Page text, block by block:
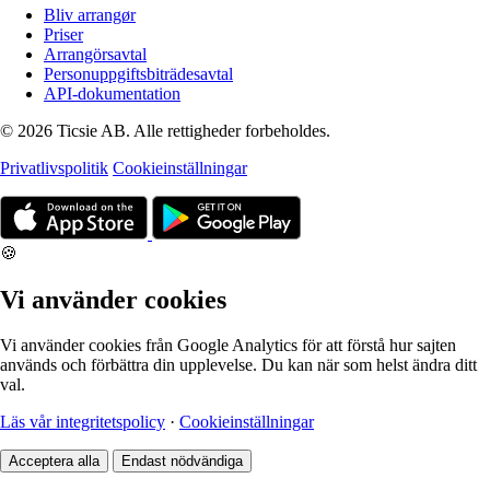
Bliv arrangør
Priser
Arrangörsavtal
Personuppgiftsbiträdesavtal
API-dokumentation
© 2026 Ticsie AB. Alle rettigheder forbeholdes.
Privatlivspolitik Cookieinställningar
🍪
Vi använder cookies
Vi använder cookies från Google Analytics för att förstå hur sajten
används och förbättra din upplevelse. Du kan när som helst ändra ditt
val.
Läs vår integritetspolicy · Cookieinställningar
Acceptera alla Endast nödvändiga